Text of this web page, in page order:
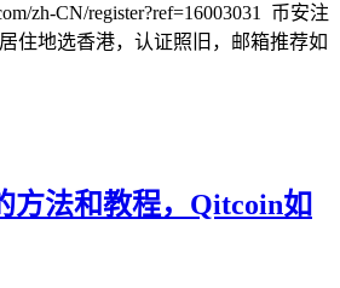
zh-CN/register?ref=16003031 币安注
住地选香港，认证照旧，邮箱推荐如
方法和教程，Qitcoin如